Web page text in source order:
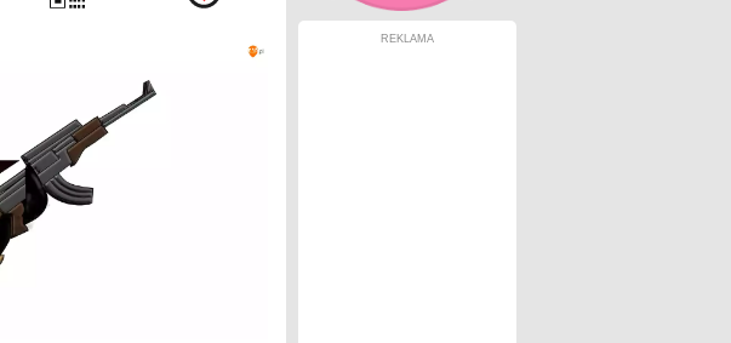
REKLAMA